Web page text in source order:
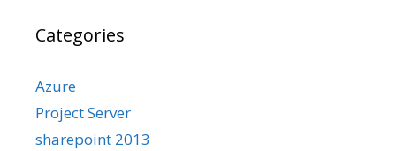
Categories
Azure
Project Server
sharepoint 2013